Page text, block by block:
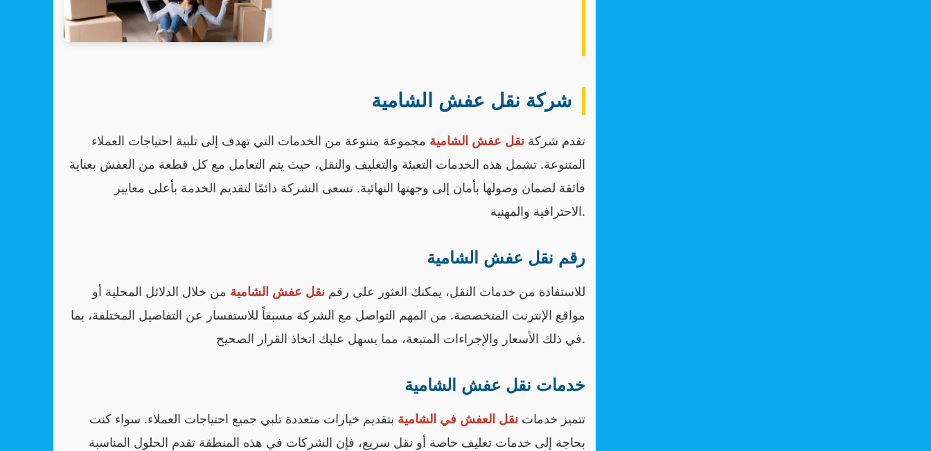
شركة نقل عفش الشامية
تقدم شركة نقل عفش الشامية مجموعة متنوعة من الخدمات التي تهدف إلى تلبية احتياجات العملاء
المتنوعة. تشمل هذه الخدمات التعبئة والتغليف والنقل، حيث يتم التعامل مع كل قطعة من العفش بعناية
فائقة لضمان وصولها بأمان إلى وجهتها النهائية. تسعى الشركة دائمًا لتقديم الخدمة بأعلى معايير
الاحترافية والمهنية.
رقم نقل عفش الشامية
للاستفادة من خدمات النقل، يمكنك العثور على رقم نقل عفش الشامية من خلال الدلائل المحلية أو
مواقع الإنترنت المتخصصة. من المهم التواصل مع الشركة مسبقاً للاستفسار عن التفاصيل المختلفة، بما
في ذلك الأسعار والإجراءات المتبعة، مما يسهل عليك اتخاذ القرار الصحيح.
خدمات نقل عفش الشامية
تتميز خدمات نقل العفش في الشامية بتقديم خيارات متعددة تلبي جميع احتياجات العملاء. سواء كنت
بحاجة إلى خدمات تغليف خاصة أو نقل سريع، فإن الشركات في هذه المنطقة تقدم الحلول المناسبة